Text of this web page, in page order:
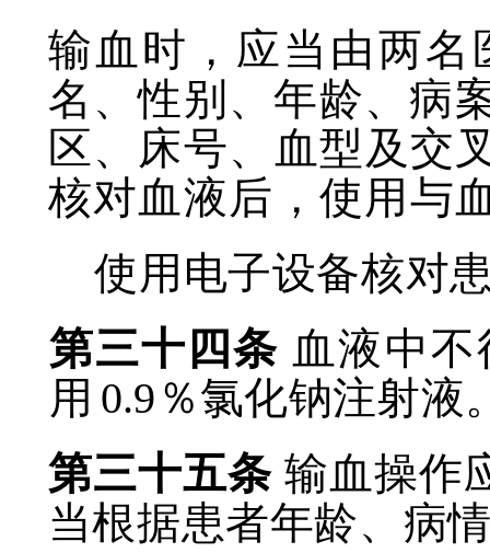
输血时，应当由两
名、性别、年龄、病
区、床号、血型及交
核对血液后，使用与
使用电子设备核对
第三十四条 血液中
用 0.9 ％氯化钠注射液
第三十五条 输血操作
当根据患者年龄、病